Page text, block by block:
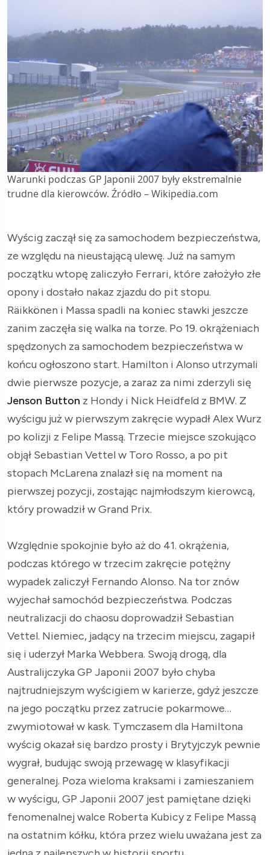
Warunki podczas GP Japonii 2007 były ekstremalnie
trudne dla kierowców. Źródło – Wikipedia.com
Wyścig zaczął się za samochodem bezpieczeństwa,
ze względu na nieustającą ulewę. Już na samym
początku wtopę zaliczyło Ferrari, które założyło złe
opony i dostało nakaz zjazdu do pit stopu.
Räikkönen i Massa spadli na koniec stawki jeszcze
zanim zaczęła się walka na torze. Po 19. okrążeniach
spędzonych za samochodem bezpieczeństwa w
końcu ogłoszono start. Hamilton i Alonso utrzymali
dwie pierwsze pozycje, a zaraz za nimi zderzyli się
Jenson Button z Hondy i Nick Heidfeld z BMW. Z
wyścigu już w pierwszym zakręcie wypadł Alex Wurz
po kolizji z Felipe Massą. Trzecie miejsce szokująco
objął Sebastian Vettel w Toro Rosso, a po pit
stopach McLarena znalazł się na moment na
pierwszej pozycji, zostając najmłodszym kierowcą,
który prowadził w Grand Prix.
Względnie spokojnie było aż do 41. okrążenia,
podczas którego w trzecim zakręcie potężny
wypadek zaliczył Fernando Alonso. Na tor znów
wyjechał samochód bezpieczeństwa. Podczas
neutralizacji do chaosu doprowadził Sebastian
Vettel. Niemiec, jadący na trzecim miejscu, zagapił
się i uderzył Marka Webbera. Swoją drogą, dla
Australijczyka GP Japonii 2007 było chyba
najtrudniejszym wyścigiem w karierze, gdyż jeszcze
na jego początku przez zatrucie pokarmowe…
zwymiotował w kask. Tymczasem dla Hamiltona
wyścig okazał się bardzo prosty i Brytyjczyk pewnie
wygrał, budując swoją przewagę w klasyfikacji
generalnej. Poza wieloma kraksami i zamieszaniem
w wyścigu, GP Japonii 2007 jest pamiętane dzięki
fenomenalnej walce Roberta Kubicy z Felipe Massą
na ostatnim kółku, która przez wielu uważana jest za